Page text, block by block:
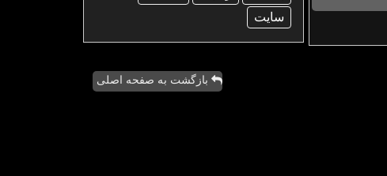
سایت
بازگشت به صفحه اصلی